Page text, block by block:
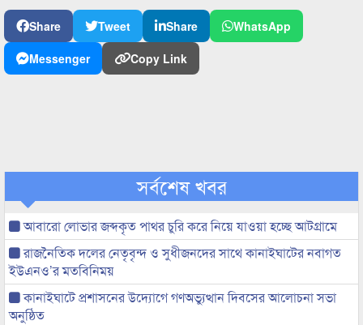
Share Tweet Share
WhatsApp
Messenger
Copy Link
সর্বশেষ খবর
আবারো লোভার জব্দকৃত পাথর চুরি করে নিয়ে যাওয়া হচ্ছে আটগ্রামে
রাজনৈতিক দলের নেতৃবৃন্দ ও সুধীজনদের সাথে কানাইঘাটের নবাগত
ইউএনও’র মতবিনিময়
কানাইঘাটে প্রশাসনের উদ্যোগে গণঅভ্যুত্থান দিবসের আলোচনা সভা
অনুষ্ঠিত